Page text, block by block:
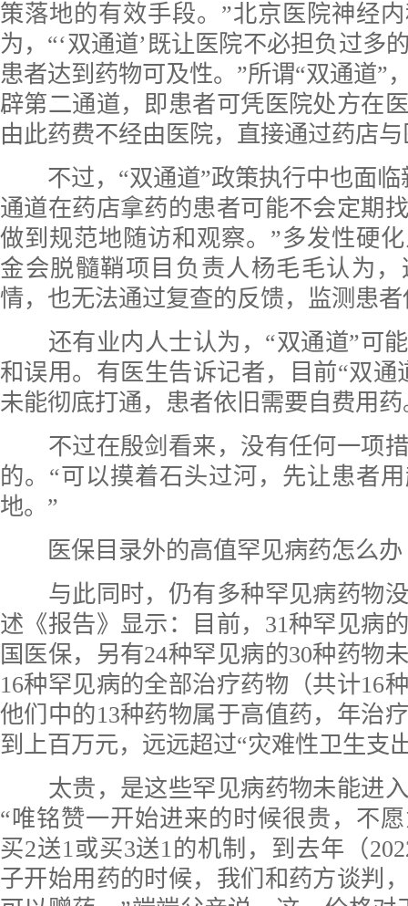
策落地的有效手段。”北京医院神经
为，“‘双通道’既让医院不必担负过多
患者达到药物可及性。”所谓“双通道”
辟第二通道，即患者可凭医院处方在
由此药费不经由医院，直接通过药店
不过，“双通道”政策执行中也面临
通道在药店拿药的患者可能不会定期
做到规范地随访和观察。”多发性硬
金会脱髓鞘项目负责人杨毛毛认为
情，也无法通过复查的反馈，监测患
还有业内人士认为，“双通道”可能
和误用。有医生告诉记者，目前“双通
未能彻底打通，患者依旧需要自费用药
不过在殷剑看来，没有任何一项措
的。“可以摸着石头过河，先让患者
地。”
医保目录外的高值罕见病药怎么办
与此同时，仍有多种罕见病药物没
述《报告》显示：目前，31种罕见病
国医保，另有24种罕见病的30种药物
16种罕见病的全部治疗药物（共计16
他们中的13种药物属于高值药，年治
到上百万元，远远超过“灾难性卫生支
太贵，是这些罕见病药物未能进入
“唯铭赞一开始进来的时候很贵，不
买2送1或买3送1的机制，到去年（
子开始用药的时候，我们和药方谈判